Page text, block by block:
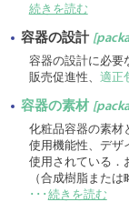
続きを読む
容器の設計
容器の設計に必要
販売促進性、 適正
容器の素材
化粧品容器の素材
使用機能性、デザ
使用されている．
（合成樹脂または
･･･ 続きを読む